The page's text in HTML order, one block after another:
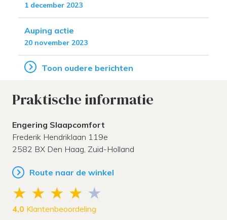
1 december 2023
Auping actie
20 november 2023
Toon oudere berichten
Praktische informatie
Engering Slaapcomfort
Frederik Hendriklaan 119e
2582 BX Den Haag, Zuid-Holland
Route naar de winkel
4,0 Klantenbeoordeling